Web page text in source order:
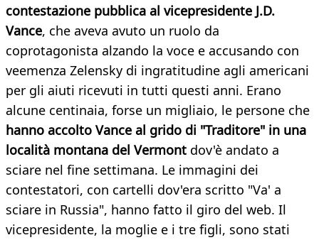
contestazione pubblica al vicepresidente J.D.
Vance, che aveva avuto un ruolo da
coprotagonista alzando la voce e accusando con
veemenza Zelensky di ingratitudine agli americani
per gli aiuti ricevuti in tutti questi anni. Erano
alcune centinaia, forse un migliaio, le persone che
hanno accolto Vance al grido di "Traditore" in una
località montana del Vermont dov'è andato a
sciare nel fine settimana. Le immagini dei
contestatori, con cartelli dov'era scritto "Va' a
sciare in Russia", hanno fatto il giro del web. Il
vicepresidente, la moglie e i tre figli, sono stati